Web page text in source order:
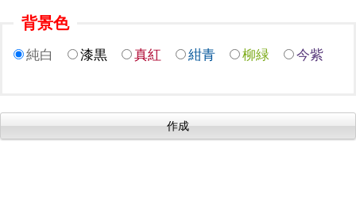
背景色
純白 漆黒 真紅 紺青 柳緑 今紫